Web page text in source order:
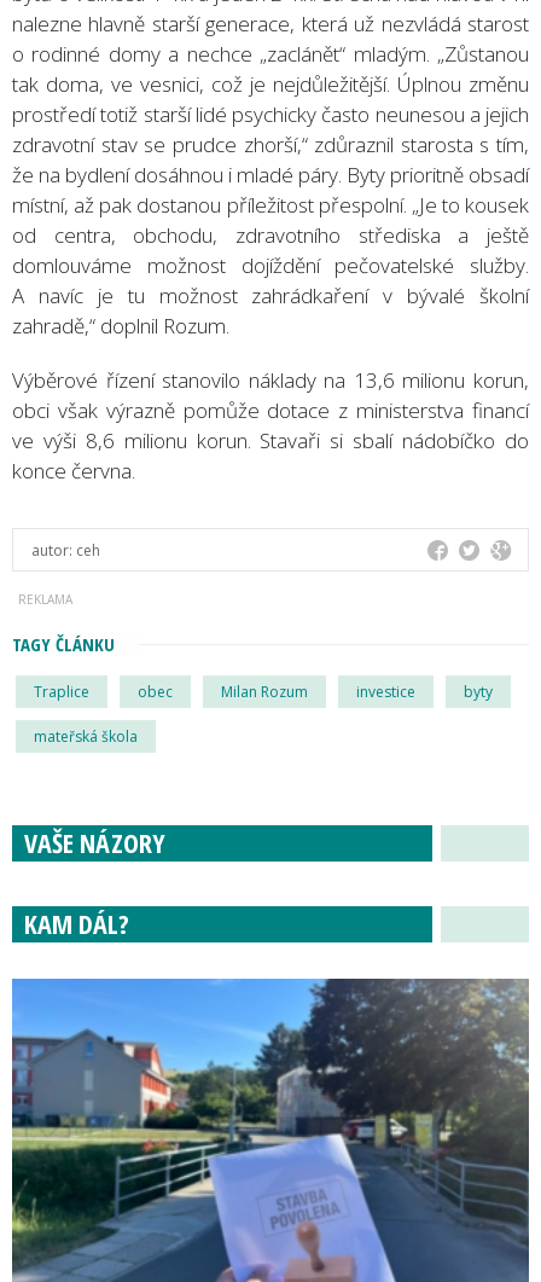
nalezne hlavně starší generace, která už nezvládá starost
o rodinné domy a nechce „zaclánět“ mladým. „Zůstanou
tak doma, ve vesnici, což je nejdůležitější. Úplnou změnu
prostředí totiž starší lidé psychicky často neunesou a jejich
zdravotní stav se prudce zhorší,“ zdůraznil starosta s tím,
že na bydlení dosáhnou i mladé páry. Byty prioritně obsadí
místní, až pak dostanou příležitost přespolní. „Je to kousek
od centra, obchodu, zdravotního střediska a ještě
domlouváme možnost dojíždění pečovatelské služby.
A navíc je tu možnost zahrádkaření v bývalé školní
zahradě,“ doplnil Rozum.
Výběrové řízení stanovilo náklady na 13,6 milionu korun,
obci však výrazně pomůže dotace z ministerstva financí
ve výši 8,6 milionu korun. Stavaři si sbalí nádobíčko do
konce června.
autor: ceh
TAGY ČLÁNKU
Traplice obec Milan Rozum investice byty
mateřská škola
VAŠE NÁZORY
KAM DÁL?